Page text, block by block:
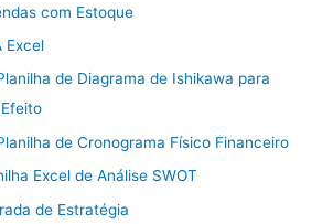
com Estoque
Excel
de Diagrama de Ishikawa para
de Cronograma Físico Financeiro
Excel de Análise SWOT
de Estratégia